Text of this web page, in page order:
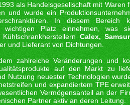
als Handelsgesellschaft mit
und wurde ein
In diesem Bereich
wichtigen Platz einnehmen, was
Calex,
und Lieferant von Dichtungen.
zahlreiche Veränderungen und
auf den Markt zu
Nutzung neuester Technologien
und expandiertem TPE
Vermögensanteil an der
Partner aktiv an deren Leitung.